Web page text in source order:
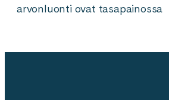
arvonluonti ovat tasapainossa